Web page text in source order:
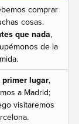
comprar
cosas.
que nada,
de la
primer lugar,
a Madrid;
visitaremos